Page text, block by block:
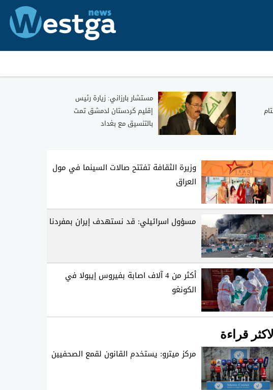
مستشار بارزاني: زيارة رئيس
إقليم كردستان لدمشق تمت
بالتنسيق مع بغداد
وزيرة الثقافة تفتتح صالات السينما في مول
العراق
مسؤول اسرائيلي: قد نستهدف إيران بمفردنا
أكثر من 4 آلاف اصابة بفيروس إيبولا في
الكونغو
الاكثر قراءة
مركز ميترو: يستخدم القانون لقمع الصحفيين